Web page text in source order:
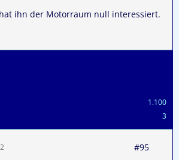
ihn der Motorraum null interessiert.
1.100
3
#95